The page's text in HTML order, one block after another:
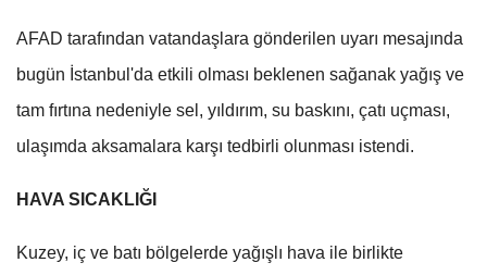
AFAD tarafından vatandaşlara gönderilen uyarı mesajında
bugün İstanbul'da etkili olması beklenen sağanak yağış ve
tam fırtına nedeniyle sel, yıldırım, su baskını, çatı uçması,
ulaşımda aksamalara karşı tedbirli olunması istendi.
HAVA SICAKLIĞI
Kuzey, iç ve batı bölgelerde yağışlı hava ile birlikte